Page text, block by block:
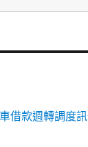
借款週轉調度